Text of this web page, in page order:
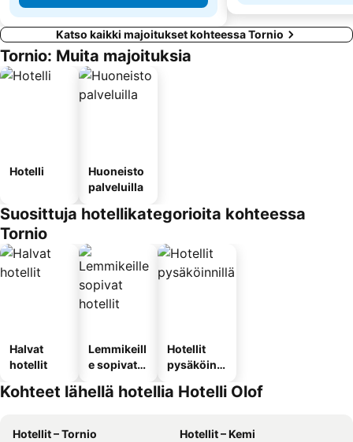
Katso kaikki majoitukset kohteessa Tornio
Tornio: Muita majoituksia
Hotelli
Huoneisto
palveluilla
Suosittuja hotellikategorioita kohteessa
Tornio
Halvat
hotellit
Lemmikeill
e sopivat
Hotellit
pysäköinni
Kohteet lähellä hotellia Hotelli Olof
Hotellit – Tornio
Hotellit – Kemi